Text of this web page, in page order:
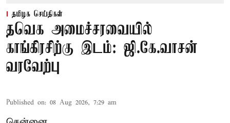
தமிழக செய்திகள்
தவெக அமைச்சரவையில்
காங்கிரசிற்கு இடம்: ஜி.கே.வாசன்
வரவேற்பு
Published on: 08 Aug 2026, 7:29 am